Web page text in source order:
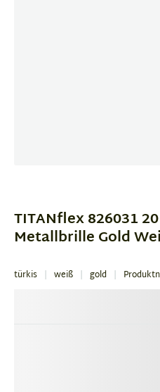
1
TITANflex 826031
Metallbrille Gold
türkis weiß gold